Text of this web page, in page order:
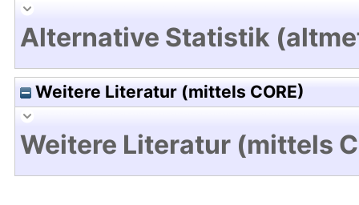
Alternative Statistik
Weitere Literatur (mittels CORE)
Weitere Literatur (mittels